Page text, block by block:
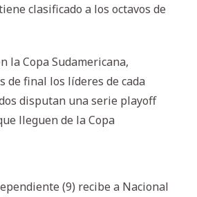
clasificado a los octavos de
la Copa Sudamericana,
de final los líderes de cada
disputan una serie playoff
lleguen de la Copa
(9) recibe a Nacional